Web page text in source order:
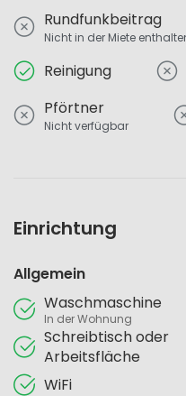
Rundfunkbeitrag
Nicht in der Miete
Reinigung
Pförtner
Nicht verfügbar
Einrichtung
Allgemein
Waschmaschine
In der Wohnung
Schreibtisch oder
Arbeitsfläche
WiFi